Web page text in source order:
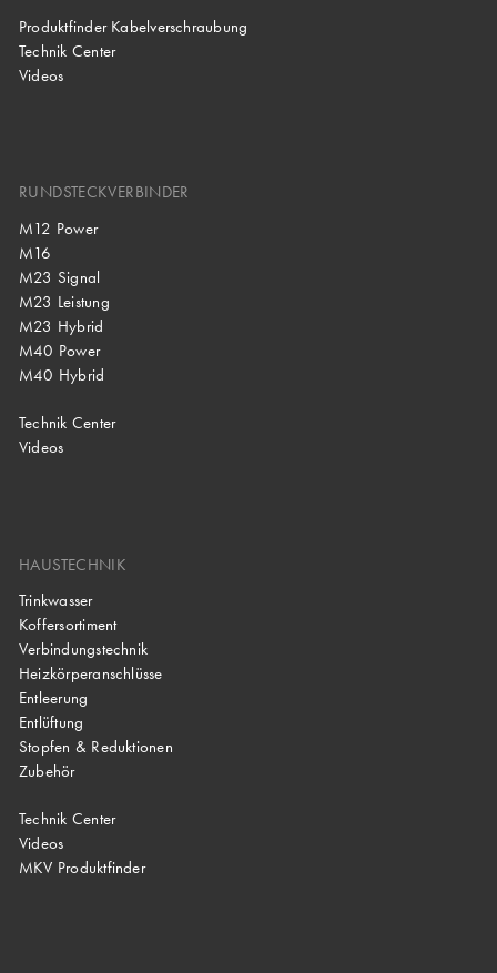
Produktfinder Kabelverschraubung
Technik Center
Videos
RUNDSTECKVERBINDER
M12 Power
M16
M23 Signal
M23 Leistung
M23 Hybrid
M40 Power
M40 Hybrid
Technik Center
Videos
HAUSTECHNIK
Trinkwasser
Koffersortiment
Verbindungstechnik
Heizkörperanschlüsse
Entleerung
Entlüftung
Stopfen & Reduktionen
Zubehör
Technik Center
Videos
MKV Produktfinder